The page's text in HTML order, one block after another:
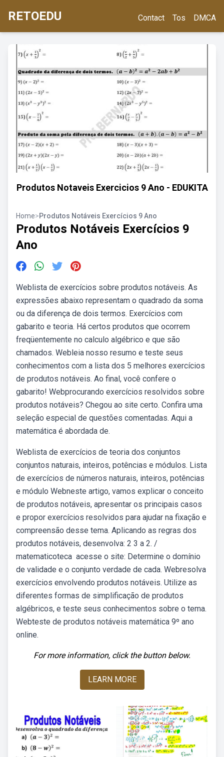
RETOEDU Contact Tos DMCA
Produtos Notaveis Exercicios 9 Ano - EDUKITA
Home>Produtos Notáveis Exercícios 9 Ano
Produtos Notáveis Exercícios 9
Ano
Weblista de exercícios sobre produtos notáveis. As
expressões abaixo representam o quadrado da soma
ou da diferença de dois termos. Exercícios com
gabarito e teoria. Há certos produtos que ocorrem
freqüentemente no calculo algébrico e que são
chamados. Webleia nosso resumo e teste seus
conhecimentos com a lista dos 5 melhores exercícios
de produtos notáveis. Ao final, você confere o
gabarito! Webprocurando exercícios resolvidos sobre
produtos notáveis? Chegou ao site certo. Confira uma
seleção especial de questões comentadas. Aqui a
matemática é abordada de.
Weblista de exercícios de teoria dos conjuntos
conjuntos naturais, inteiros, potências e módulos. Lista
de exercícios de números naturais, inteiros, potências
e módulo Webneste artigo, vamos explicar o conceito
de produtos notáveis, apresentar os principais casos
e propor exercícios resolvidos para ajudar na fixação e
compreensão desse tema. Aplicando as regras dos
produtos notáveis, desenvolva: 2 3 a 2. /
matematicoteca ️ acesse o site: Determine o domínio
de validade e o conjunto verdade de cada. Webresolva
exercícios envolvendo produtos notáveis. Utilize as
diferentes formas de simplificação de produtos
algébricos, e teste seus conhecimentos sobre o tema.
Webteste de produtos notáveis matemática 9º ano
online.
For more information, click the button below.
LEARN MORE